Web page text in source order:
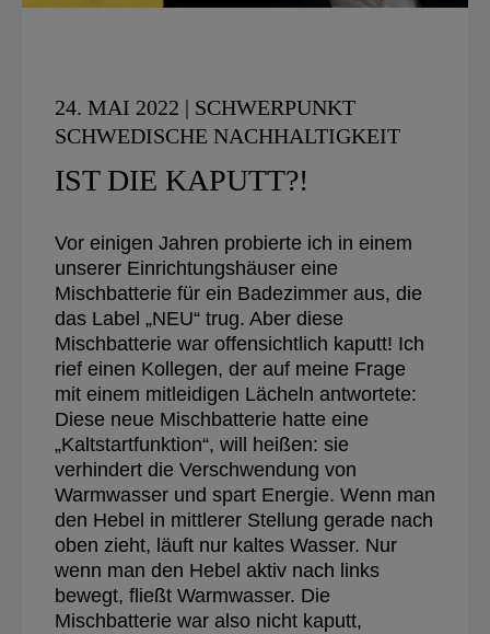
24. MAI 2022 | SCHWERPUNKT
SCHWEDISCHE NACHHALTIGKEIT
IST DIE KAPUTT?!
Vor einigen Jahren probierte ich in einem
unserer Einrichtungshäuser eine
Mischbatterie für ein Badezimmer aus, die
das Label „NEU“ trug. Aber diese
Mischbatterie war offensichtlich kaputt! Ich
rief einen Kollegen, der auf meine Frage
mit einem mitleidigen Lächeln antwortete:
Diese neue Mischbatterie hatte eine
„Kaltstartfunktion“, will heißen: sie
verhindert die Verschwendung von
Warmwasser und spart Energie. Wenn man
den Hebel in mittlerer Stellung gerade nach
oben zieht, läuft nur kaltes Wasser. Nur
wenn man den Hebel aktiv nach links
bewegt, fließt Warmwasser. Die
Mischbatterie war also nicht kaputt,